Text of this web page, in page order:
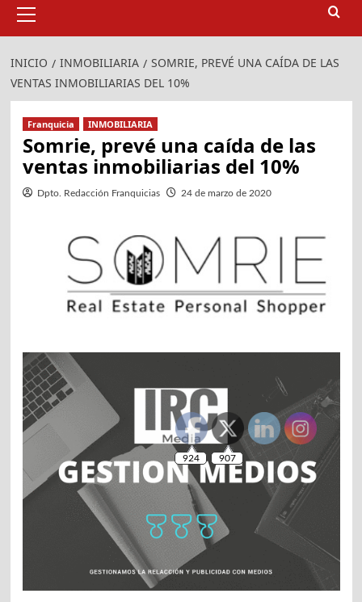
primario
INICIO INMOBILIARIA
SOMRIE, PREVÉ UNA CAÍDA DE LAS
VENTAS INMOBILIARIAS DEL 10%
Franquicia INMOBILIARIA
Somrie, prevé una caída de las
ventas inmobiliarias del 10%
Dpto. Redacción Franquicias 24 de marzo de 2020